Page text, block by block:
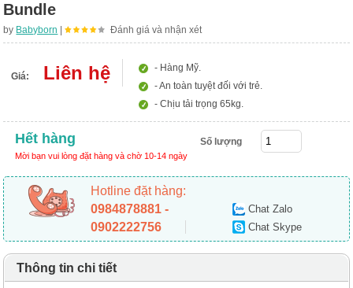
Bundle
by Babyborn | Đánh giá và nhận xét
Giá: Liên hệ
- Hàng Mỹ.
- An toàn tuyệt đối với trẻ.
- Chịu tải trọng 65kg.
Hết hàng
Mời bạn vui lòng đặt hàng và chờ 10-14 ngày
Số lượng
Hotline đặt hàng:
0984878881 -
0902222756
Chat Zalo
Chat Skype
Thông tin chi tiết